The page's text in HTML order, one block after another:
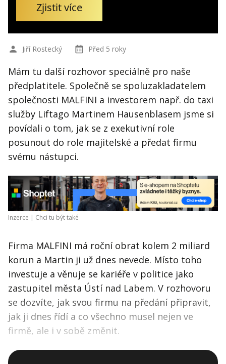
Zjistit více
Jiří Rostecký Před 5 roky
Mám tu další rozhovor speciálně pro naše
předplatitele. Společně se spoluzakladatelem
společnosti MALFINI a investorem např. do taxi
služby Liftago Martinem Hausenblasem jsme si
povídali o tom, jak se z exekutivní role
posunout do role majitelské a předat firmu
svému nástupci.
Inzerce | Chci tu být také
Firma MALFINI má roční obrat kolem 2 miliard
korun a Martin ji už dnes nevede. Místo toho
investuje a věnuje se kariéře v politice jako
zastupitel města Ústí nad Labem. V rozhovoru
se dozvíte, jak svou firmu na předání připravit,
jak ji dnes řídí a co všechno musel nejen ve
firmě, ale i v sobě změnit.